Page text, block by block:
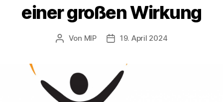
einer großen Wirkung
Beitragsautor
Von MIP Veröffentlichungsdatum
19. April 2024